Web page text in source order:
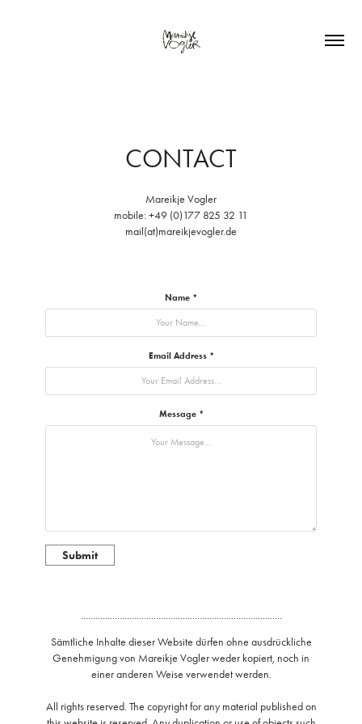
CONTACT
Mareikje Vogler
mobile: +49 (0)177 825 32 11
mail(at)mareikjevogler.de
Name *
Email Address *
Message *
Submit
...................................................................................
Sämtliche Inhalte dieser Website dürfen ohne ausdrückliche
Genehmigung von Mareikje Vogler weder kopiert, noch in
einer anderen Weise verwendet werden.
All rights reserved. The copyright for any material published on